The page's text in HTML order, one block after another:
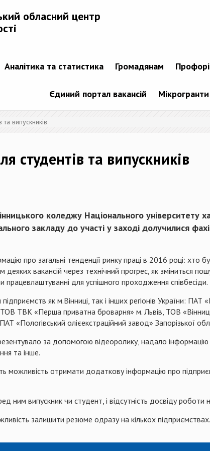
обласний центр
Аналітика та статистика Громадянам
Єдиний портал вакансій Мікрогранти
випускників
студентів та випускників
коледжу Національного університету
закладу до участі у заході долучилися
про загальні тенденції ринку праці в 2016 році: хто
деяких вакансій через технічний прогрес, як
для успішного проходження співбесіди.
підприємств як м.Вінниці, так і інших регіонів України:
ТОВ ТВК «Перша приватна броварня» м. Львів, ТОВ
«Пологівський олієекстраційний завод» Запорізької
за допомогою відеоролику, надало інформацію
та інше.
можливість отримати додаткову інформацію про
ним випускник чи студент, і відсутність досвіду роботи
залишити резюме одразу на кількох підприємствах.